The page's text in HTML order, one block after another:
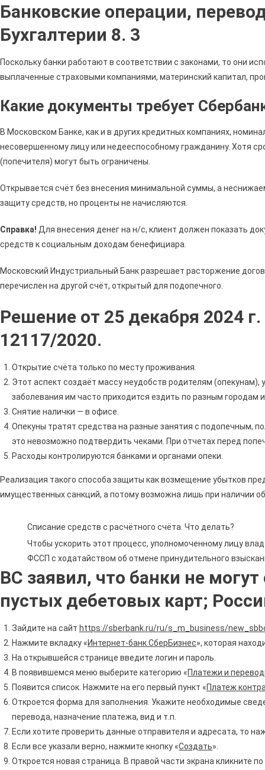
Банковские операции,
Бухгалтерии 8. 3
Поскольку банки работают в соответствии с законами, то они
выплаченные страховыми компаниями, материнский капитал,
Какие документы требует
В Московском Банке, как и в других кредитных компаниях,
несовершенному лицу или недееспособному гражданину. Хотя
(попечителя) могут быть ограничены.
Открывается счёт без внесения минимальной суммы, а
защиту средств, но проценты не начисляются.
Справка! Для внесения денег на н/с, клиент должен показать
средств к социальным доходам бенефициара.
Московский Индустриальный Банк разрешает расторжение
перечислен на другой счёт, открытый для подопечного.
Решение от 25 декабря 2024
12117/2020.
Открытие счёта только по месту проживания.
Этот аспект создаёт массу неудобств родителям (опекунам),
заболевания им часто приходится ездить по разным городам
Снятие налички — в офисе.
Опекуны тратят средства на разные занятия с подопечным,
это невозможно подтвердить чеками. При отчетах перед
Расходы контролируются банками и органами опеки.
Реализация такого способа защиты как возмещение убытков
имущественных санкций, а потому возможна лишь при наличии
Списание средств с расчётного счёта. Что делать?
Чтобы ускорить этот процесс, уполномоченному лицу
ФССП с ходатайством об отмене принудительного
ВС заявил, что банки не
пустых дебетовых карт;
Зайдите на сайт https://sberbank.ru/ru/s_m_business/
Нажмите вкладку «Интернет-банк СберБизнес», которая
На открывшейся странице введите логин и пароль.
В появившемся меню выберите категорию «Платежи и
Появится список. Нажмите на его первый пункт «Платеж
Откроется форма для заполнения. Укажите необходимые
перевода, назначение платежа, вид и т.п.
Если хотите проверить данные отправителя и адресата, то
Если все указали верно, нажмите кнопку «Создать».
Откроется новая страница. В правой части экрана кликните по